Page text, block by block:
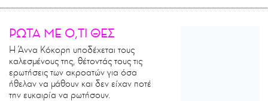
ΡΩΤΑ ΜΕ Ο,ΤΙ ΘΕΣ
Η Άννα Κόκορη υποδέχεται τους
καλεσμένους της, θέτοντάς τους τις
ερωτήσεις των ακροατών για όσα
ήθελαν να μάθουν και δεν είχαν ποτέ
την ευκαιρία να ρωτήσουν.